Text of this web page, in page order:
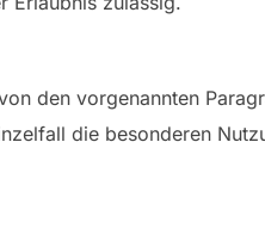
den vorgenannten
die besonderen